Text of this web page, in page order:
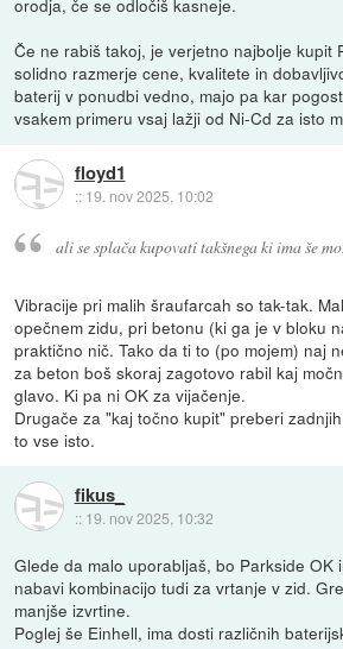
orodja, če se odločiš kasneje.
Če ne rabiš takoj, je verjetno najbolje kupit
solidno razmerje cene, kvalitete in
baterij v ponudbi vedno, majo pa kar
vsakem primeru vsaj lažji od Ni-Cd za isto
floyd1
:: 19. nov 2025, 10:02
ali se splača kupovati takšnega ki ima še
Vibracije pri malih šraufarcah so tak-tak.
opečnem zidu, pri betonu (ki ga je v bloku
praktično nič. Tako da ti to (po mojem) naj
za beton boš skoraj zagotovo rabil kaj
glavo. Ki pa ni OK za vijačenje.
Drugače za "kaj točno kupit" preberi
to vse isto.
fikus_
:: 19. nov 2025, 10:32
Glede da malo uporabljaš, bo Parkside OK
nabavi kombinacijo tudi za vrtanje v zid.
manjše izvrtine.
Poglej še Einhell, ima dosti različnih